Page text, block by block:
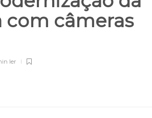
com câmeras
ler